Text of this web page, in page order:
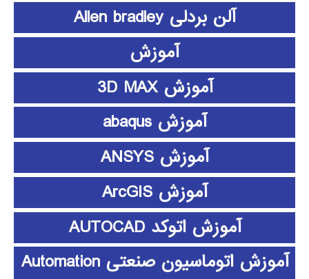
آلن بردلی Allen bradley
آموزش
آموزش 3D MAX
آموزش abaqus
آموزش ANSYS
آموزش ArcGIS
آموزش اتوکد AUTOCAD
آموزش اتوماسیون صنعتی Automation